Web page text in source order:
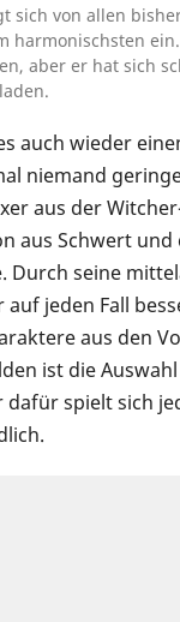
sich von allen
harmonischsten
aber er hat sich
auch wieder
niemand
aus der
aus Schwert und
Durch seine
jeden Fall
aus den
ist die
dafür spielt sich